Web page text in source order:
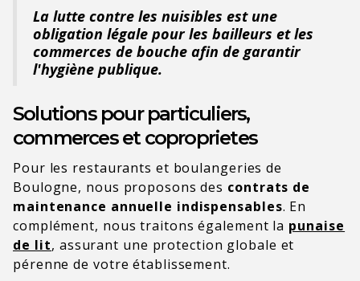
La lutte contre les nuisibles est une
obligation légale pour les bailleurs et les
commerces de bouche afin de garantir
l'hygiène publique.
Solutions pour particuliers,
commerces et coproprietes
Pour les restaurants et boulangeries de
Boulogne, nous proposons des contrats de
maintenance annuelle indispensables. En
complément, nous traitons également la punaise
de lit, assurant une protection globale et
pérenne de votre établissement.